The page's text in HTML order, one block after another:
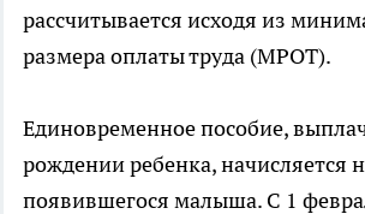
рассчитывается исходя из
размера оплаты труда (МРОТ).
Единовременное пособие,
рождении ребенка, начисляется
появившегося малыша. С 1